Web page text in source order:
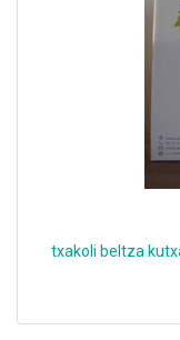
txakoli beltza